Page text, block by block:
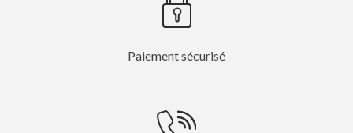
Paiement sécurisé